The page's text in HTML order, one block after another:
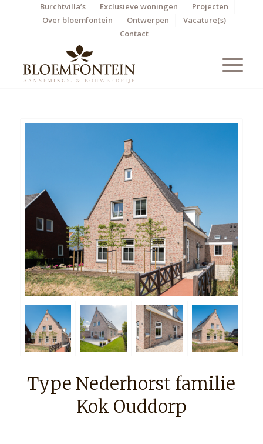
Burchtvilla’s Exclusieve woningen
Projecten
Over bloemfontein
Ontwerpen
Vacature(s)
Contact
Type Nederhorst familie
Kok Ouddorp